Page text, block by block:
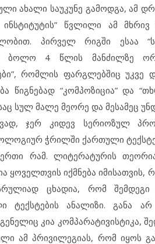
ახალი საუკუნე გამოდგა, ამ
წვლილი ამ
პირველ რიგში ესაა
ბოლო 4 წლის მანძილზე
რომლის ფარგლებშიც უკვე
წიგნებად “კომპოზიცია” და
სულ მალე მეორე და მესამეც
ჯერ კიდევ სერიოზულ
ჭრილში ქართული
ერთი რამ. ლიტერატურის
ყოველთვის იქმნება
ცხადია, რომ
ანალიზი. განა არ
კია
ამ პრივილეგიას, რომ იყოს